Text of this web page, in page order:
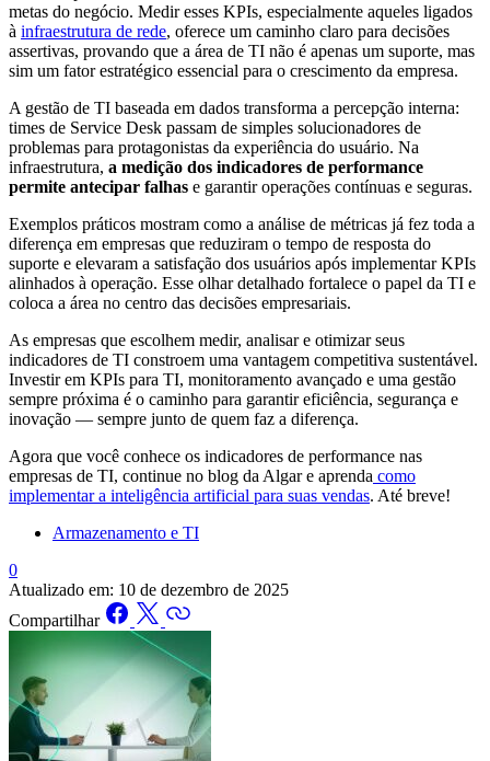
metas do negócio. Medir esses KPIs, especialmente aqueles ligados
à infraestrutura de rede, oferece um caminho claro para decisões
assertivas, provando que a área de TI não é apenas um suporte, mas
sim um fator estratégico essencial para o crescimento da empresa.
A gestão de TI baseada em dados transforma a percepção interna:
times de Service Desk passam de simples solucionadores de
problemas para protagonistas da experiência do usuário. Na
infraestrutura, a medição dos indicadores de performance
permite antecipar falhas e garantir operações contínuas e seguras.
Exemplos práticos mostram como a análise de métricas já fez toda a
diferença em empresas que reduziram o tempo de resposta do
suporte e elevaram a satisfação dos usuários após implementar KPIs
alinhados à operação. Esse olhar detalhado fortalece o papel da TI e
coloca a área no centro das decisões empresariais.
As empresas que escolhem medir, analisar e otimizar seus
indicadores de TI constroem uma vantagem competitiva sustentável.
Investir em KPIs para TI, monitoramento avançado e uma gestão
sempre próxima é o caminho para garantir eficiência, segurança e
inovação — sempre junto de quem faz a diferença.
Agora que você conhece os indicadores de performance nas
empresas de TI, continue no blog da Algar e aprenda como
implementar a inteligência artificial para suas vendas. Até breve!
Armazenamento e TI
0
Atualizado em: 10 de dezembro de 2025
Compartilhar